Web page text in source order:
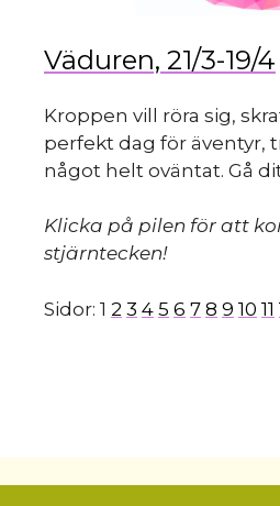
Väduren, 21/3-19/4
Kroppen vill röra sig,
perfekt dag för äventyr,
något helt oväntat. Gå
Klicka på pilen för att
stjärntecken!
Sidor: 1 2 3 4 5 6 7 8 9 10 11